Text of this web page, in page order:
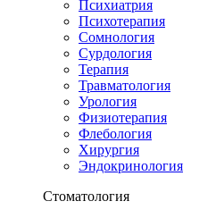
Психиатрия
Психотерапия
Сомнология
Сурдология
Терапия
Травматология
Урология
Физиотерапия
Флебология
Хирургия
Эндокринология
Стоматология